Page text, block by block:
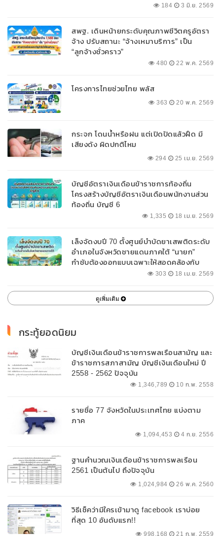
184 3 มิ.ย. 2569
สพฐ. เดินหน้ายกระดับคุณภาพชีวิตครูอัตรา
จ้าง ปรับสถานะ “จ้างเหมาบริการ” เป็น
“ลูกจ้างชั่วคราว”
480 22 พ.ค. 2569
โครงการไทยช่วยไทย พลัส
363 20 พ.ค. 2569
กระจก โดนน้ำหรือฝน แต่เปิดปัดแล้วฝืด มี
เสียงดัง ผิดปกติไหม
294 25 เม.ย. 2569
บัญชีอัตราเงินเดือนข้าราชการท้องถิ่น
โครงสร้างบัญชีอัตราเงินเดือนพนักงานส่วน
ท้องถิ่น บัญชี 6
1,335 18 เม.ย. 2569
เล็งจัดงบปี 70 ตั้งศูนย์บำบัดยาเสพติดระดับ
อำเภอในจังหวัดชายแดนภาคใต้ “นายก”
กำชับต้องออกแบบเฉพาะให้สอดคล้องกับ
303 18 เม.ย. 2569
ดูเพิ่มเติม
กระทู้ยอดนิยม
บัญชีเงินเดือนข้าราชการพลเรือนสามัญ และ
ข้าราชการสภาสามัญ บัญชีเงินเดือนใหม่ ปี
2558 - 2562 ปัจจุบัน
1,346,789 10 ก.พ. 2558
รายชื่อ 77 จังหวัดในประเทศไทย แบ่งตาม
ภาค
1,094,453 4 ก.ย. 2556
ฐานคำนวณเงินเดือนข้าราชการพลเรือน
2561 เป็นต้นไป ถึงปัจจุบัน
1,024,984 26 พ.ค. 2560
วิธีเช็คว่ามีใครเข้ามาดู facebook เราบ่อย
ที่สุด 10 อันดับแรก!!
998,168 21 ก.พ. 2559